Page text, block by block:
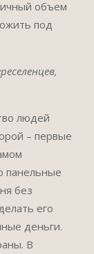
объем
под
людей
– первые
панельные
без
его
деньги.
В